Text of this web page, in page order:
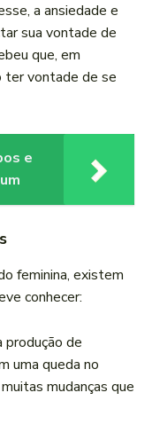
a ansiedade e
sua vontade de
que, em
ter vontade de se
e
feminina, existem
conhecer:
produção de
uma queda no
mudanças que